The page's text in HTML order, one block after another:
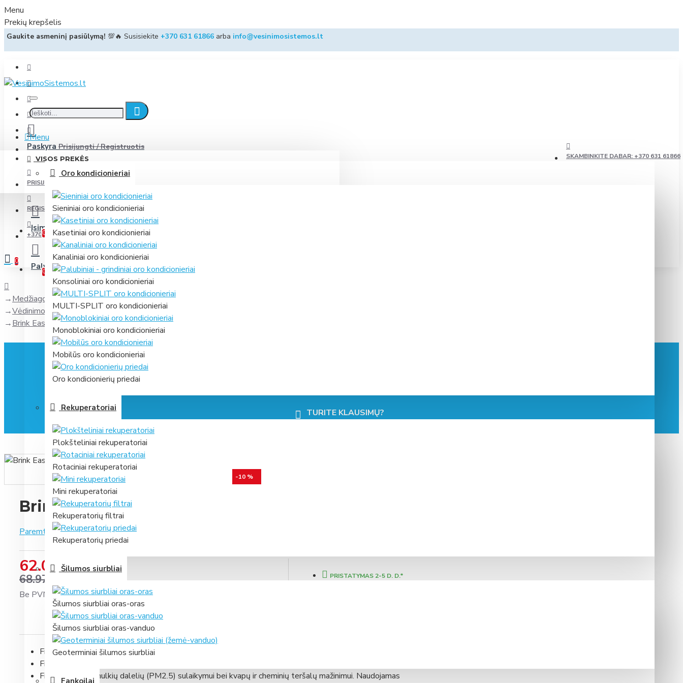
Menu
Prekių krepšelis
Gaukite asmeninį pasiūlymą! 💯🔥 Susisiekite +370 631 61866 arba info@vesinimosistemos.lt
SKAMBINKITE DABAR: +370 631 61866
Paskyra Prisijungti / Registruotis
Įsimintini Jūsų prekių sąrašas
0
PalygintiPrekių palyginimas
0
Menu
VISOS PREKĖS
Oro kondicionieriai
Sieniniai oro kondicionieriai
Kasetiniai oro kondicionieriai
Kanaliniai oro kondicionieriai
Konsoliniai oro kondicionieriai
MULTI-SPLIT oro kondicionieriai
Monoblokiniai oro kondicionieriai
Mobilūs oro kondicionieriai
Oro kondicionierių priedai
Rekuperatoriai
Plokšteliniai rekuperatoriai
Rotaciniai rekuperatoriai
Mini rekuperatoriai
Rekuperatorių filtrai
Rekuperatorių priedai
Šilumos siurbliai
Šilumos siurbliai oras-oras
Šilumos siurbliai oras-vanduo
Geoterminiai šilumos siurbliai
Fankoilai
PRISIJUNGTI
REGISTRUOTIS
+370 631 61866
0
Medžiagos ir priedai
Vėdinimo sistemų medžiagos ir priedai
Brink Ease 200 F7 aktyvuotos anglies filtras
TURITE KLAUSIMŲ?
-10 %
Brink Ease 200 F7 aktyvuotos anglies filtras
Paremta 0 įvertinimais.-Parašyti įvertinimą
62.07 €
68.97 €
Be PVM: 51.30 €
PRISTATYMAS 2-5 D. D.*
Filtras skirtasBrink Ease 200rekuperatoriui.
Filtro klasė: F7
Filtras skirtas smulkių dalelių (PM2.5) sulaikymui bei kvapų ir cheminių teršalų mažinimui. Naudojamas